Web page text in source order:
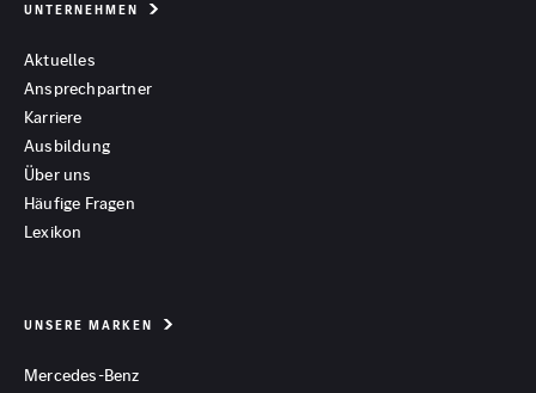
UNTERNEHMEN
Aktuelles
Ansprechpartner
Karriere
Ausbildung
Über uns
Häufige Fragen
Lexikon
UNSERE MARKEN
Mercedes-Benz